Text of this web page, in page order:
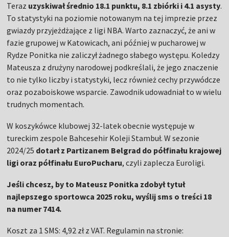
Teraz uzyskiwał średnio 18.1 punktu, 8.1 zbiórki i 4.1 asysty.
To statystyki na poziomie notowanym na tej imprezie przez
gwiazdy przyjeżdżające z ligi NBA. Warto zaznaczyć, że ani w
fazie grupowej w Katowicach, ani później w pucharowej w
Rydze Ponitka nie zaliczył żadnego słabego występu. Koledzy
Mateusza z drużyny narodowej podkreślali, że jego znaczenie
to nie tylko liczby i statystyki, lecz również cechy przywódcze
oraz pozaboiskowe wsparcie. Zawodnik udowadniał to w wielu
trudnych momentach.
W koszykówce klubowej 32-latek obecnie występuje w
tureckim zespole Bahcesehir Koleji Stambuł. W sezonie
2024/25 dotarł z Partizanem Belgrad do półfinału krajowej
ligi oraz półfinału EuroPucharu, czyli zaplecza Euroligi.
Jeśli chcesz, by to Mateusz Ponitka zdobył tytuł
najlepszego sportowca 2025 roku, wyślij sms o treści 18
na numer 7414.
Koszt za 1 SMS: 4,92 zł z VAT. Regulamin na stronie: